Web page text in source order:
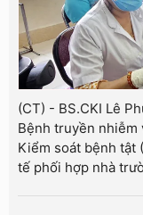
(CT) - BS.CKI Lê
Bệnh truyền nhiễm
Kiểm soát bệnh tật
tế phối hợp nhà